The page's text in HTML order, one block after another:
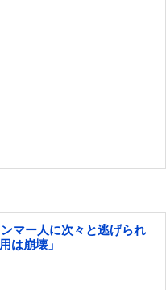
マー人に次々と逃げられ
は崩壊」